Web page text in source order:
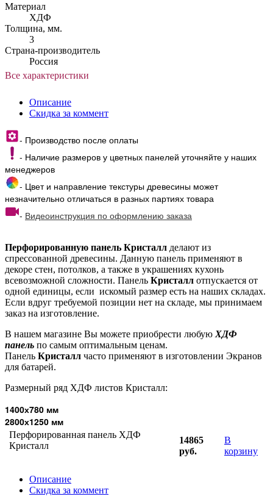
Материал
ХДФ
Толщина, мм.
3
Страна-производитель
Россия
Все характеристики
Описание
Скидка за коммент
- Производство после оплаты
- Наличие размеров у цветных панелей уточняйте у наших
менеджеров
- Цвет и направление текстуры древесины может
незначительно отличаться в разных партиях товара
- Видеоинструкция по оформлению заказа
Перфорированную панель Кристалл делают из
спрессованной древесины. Данную панель применяют в
декоре стен, потолков, а также в украшениях кухонь
всевозможной сложности. Панель Кристалл отпускается от
одной единицы, если искомый размер есть на наших складах.
Если вдруг требуемой позиции нет на складе, мы принимаем
заказ на изготовление.
В нашем магазине Вы можете приобрести любую ХДФ
панель по самым оптимальным ценам.
Панель Кристалл часто применяют в изготовлении Экранов
для батарей.
Размерный ряд ХДФ листов Кристалл:
1400х780 мм
2800х1250 мм
Перфорированная панель ХДФ
Кристалл
14865
руб.
В
корзину
Описание
Скидка за коммент